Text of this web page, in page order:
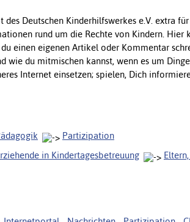
des Deutschen Kinderhilfswerkes e.V. extra
rund um die Rechte von Kindern. Hier
einen eigenen Artikel oder Kommentar
wie du mitmischen kannst, wenn es um
Internet einsetzen; spielen, Dich
Partizipation
in Kindertagesbetreuung